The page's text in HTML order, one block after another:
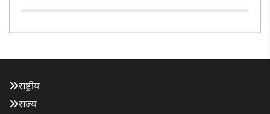
सेक्टर-1..
राष्ट्रीय
राज्य